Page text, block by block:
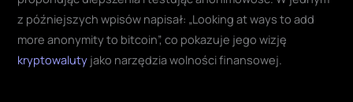
z późniejszych wpisów napisał: „Looking at ways to add
more anonymity to bitcoin”, co pokazuje jego wizję
kryptowaluty jako narzędzia wolności finansowej.